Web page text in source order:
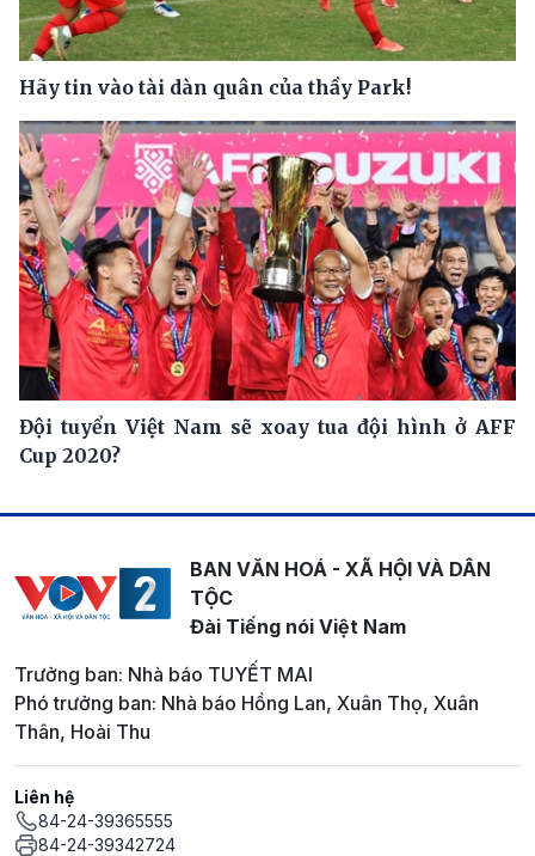
Hãy tin vào tài dàn quân của thầy Park!
Đội tuyển Việt Nam sẽ xoay tua đội hình ở AFF
Cup 2020?
BAN VĂN HOÁ - XÃ HỘI VÀ DÂN
TỘC
Đài Tiếng nói Việt Nam
Trưởng ban: Nhà báo TUYẾT MAI
Phó trưởng ban: Nhà báo Hồng Lan, Xuân Thọ, Xuân
Thân, Hoài Thu
Liên hệ
84-24-39365555
84-24-39342724